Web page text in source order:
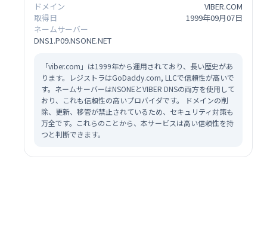
ドメイン
VIBER.COM
取得日
1999年09月07日
ネームサーバー
DNS1.P09.NSONE.NET
「viber.com」は1999年から運用されており、長い歴史があ
ります。レジストラはGoDaddy.com, LLCで信頼性が高いで
す。ネームサーバーはNSONEとVIBER DNSの両方を使用して
おり、これも信頼性の高いプロバイダです。 ドメインの削
除、更新、移管が禁止されているため、セキュリティ対策も
万全です。これらのことから、本サービスは高い信頼性を持
つと判断できます。